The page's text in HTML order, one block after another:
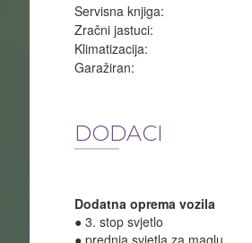
Servisna knjiga:
Zračni jastuci:
Klimatizacija:
Garažiran:
DODACI
Dodatna oprema vozila
● 3. stop svjetlo
● prednja svjetla za maglu